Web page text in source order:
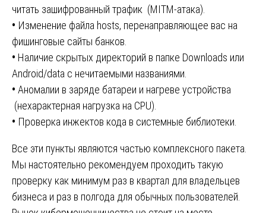
читать зашифрованный трафик (MITM-атака).
• Изменение файла hosts, перенаправляющее вас на
фишинговые сайты банков.
• Наличие скрытых директорий в папке Downloads или
Android/data с нечитаемыми названиями.
• Аномалии в заряде батареи и нагреве устройства
(нехарактерная нагрузка на CPU).
• Проверка инжектов кода в системные библиотеки.
Все эти пункты являются частью комплексного пакета.
Мы настоятельно рекомендуем проходить такую
проверку как минимум раз в квартал для владельцев
бизнеса и раз в полгода для обычных пользователей.